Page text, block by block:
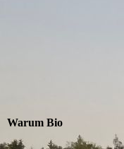
Warum Bio